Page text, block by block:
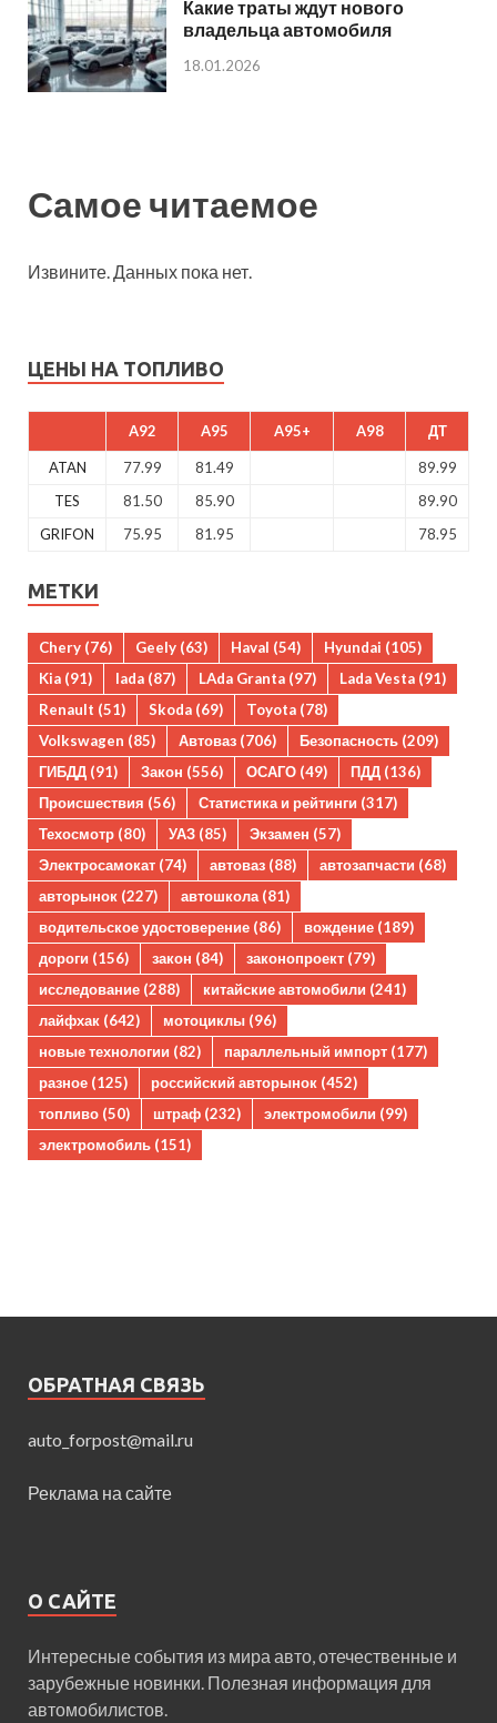
Какие траты ждут нового
владельца автомобиля
18.01.2026
Самое читаемое
Извините. Данных пока нет.
ЦЕНЫ НА ТОПЛИВО
A92 A95 A95+ A98 ДТ
ATAN 77.99 81.49
89.99
TES
81.50 85.90
89.90
GRIFON
75.95 81.95 78.95
МЕТКИ
Chery (76) Geely (63) Haval (54) Hyundai (105)
Kia (91) lada (87) LAda Granta (97) Lada Vesta (91)
Renault (51) Skoda (69) Toyota (78)
Volkswagen (85) Автоваз (706) Безопасность (209)
ГИБДД (91) Закон (556) ОСАГО (49) ПДД (136)
Происшествия (56) Статистика и рейтинги (317)
Техосмотр (80) УАЗ (85) Экзамен (57)
Электросамокат (74) автоваз (88) автозапчасти (68)
авторынок (227) автошкола(81)
водительское удостоверение (86) вождение (189)
дороги (156) закон (84) законопроект (79)
исследование (288) китайские автомобили (241)
лайфхак (642) мотоциклы (96)
новые технологии (82) параллельный импорт (177)
разное (125) российский авторынок (452)
топливо (50) штраф (232) электромобили (99)
электромобиль (151)
ОБРАТНАЯ СВЯЗЬ
auto_forpost@mail.ru
Реклама на сайте
О САЙТЕ
Интересные события из мира авто, отечественные и
зарубежные новинки. Полезная информация для
автомобилистов.